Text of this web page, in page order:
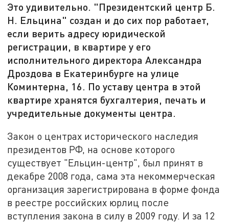
Это удивительно. "Президентский центр Б.
Н. Ельцина" создан и до сих пор работает,
если верить адресу юридической
регистрации, в квартире у его
исполнительного директора Александра
Дроздова в Екатеринбурге на улице
Коминтерна, 16. По уставу центра в этой
квартире хранятся бухгалтерия, печать и
учредительные документы центра.
Закон о центрах исторического наследия
президентов РФ, на основе которого
существует "Ельцин-центр", был принят в
декабре 2008 года, сама эта некоммерческая
организация зарегистрирована в форме фонда
в реестре российских юрлиц после
вступления закона в силу в 2009 году. И за 12